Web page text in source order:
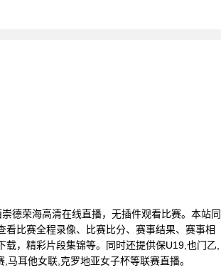
德荣海高清在线直播，无插件观看比赛。本站同
比赛全程录像、比赛比分、赛事结果、赛事相
，精彩片段集锦等。同时还提供保U19,也门乙,
耳他女联,克罗地亚女子杯等联赛直播。